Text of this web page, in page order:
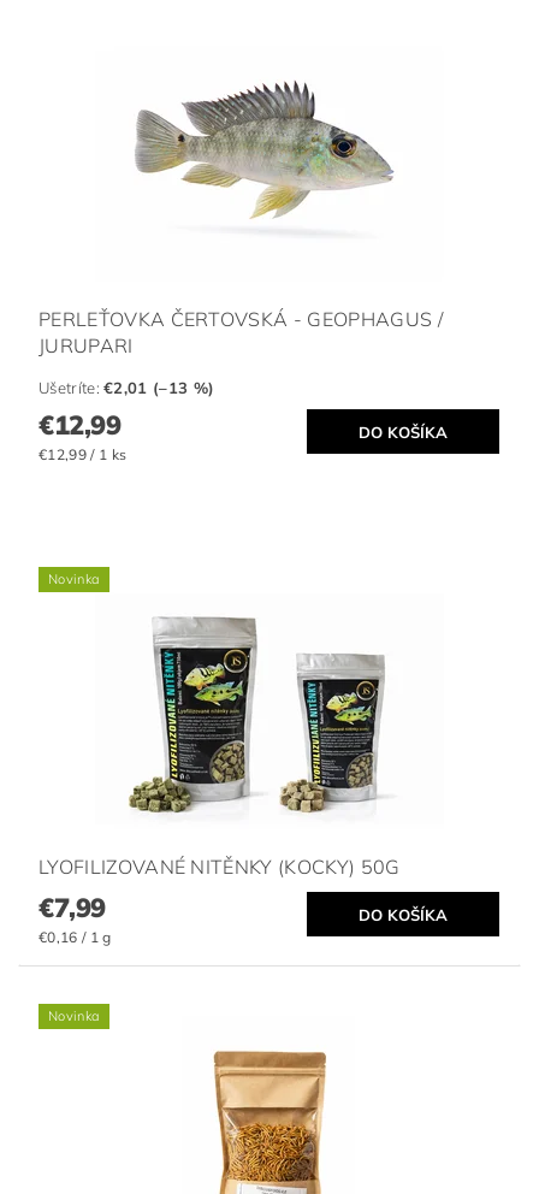
PERLEŤOVKA ČERTOVSKÁ - GEOPHAGUS /
JURUPARI
Ušetríte:€2,01 (–13 %)
€12,99
€12,99 / 1 ks
Novinka
LYOFILIZOVANÉ NITĚNKY (KOCKY) 50G
€7,99
€0,16 / 1 g
Novinka